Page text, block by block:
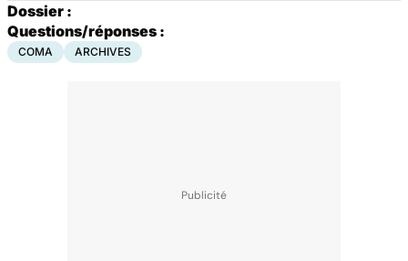
Dossier :
Questions/réponses :
COMA ARCHIVES